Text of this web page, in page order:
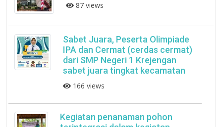
87 views
Sabet Juara, Peserta Olimpiade
IPA dan Cermat (cerdas cermat)
dari SMP Negeri 1 Krejengan
sabet juara tingkat kecamatan
166 views
Kegiatan penanaman pohon